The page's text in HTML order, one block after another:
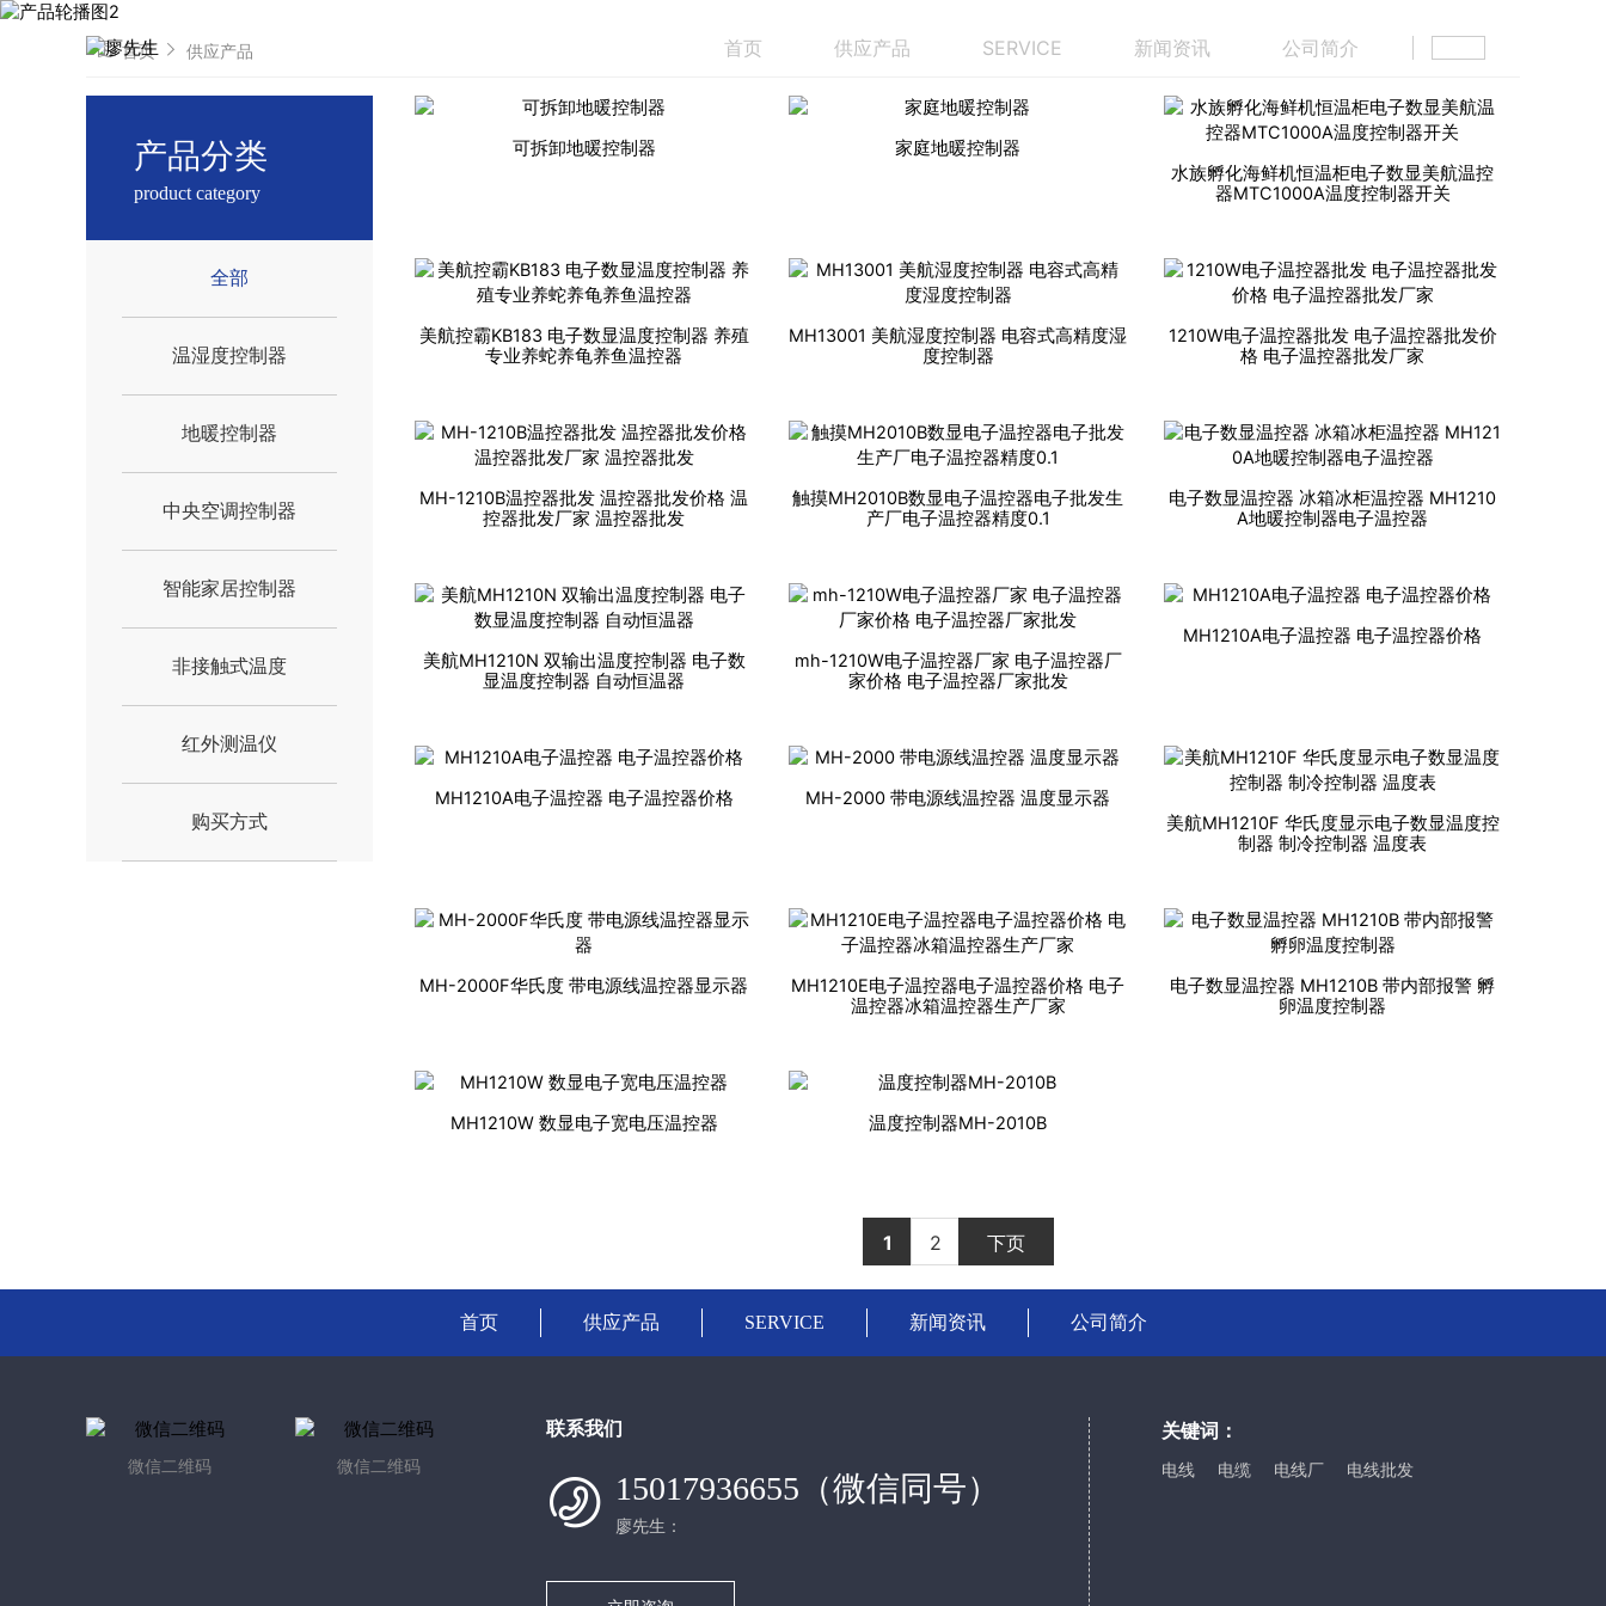
首页 供应产品 SERVICE 新闻资讯 公司简介
首页 供应产品
产品分类
product category
全部
温湿度控制器
地暖控制器
中央空调控制器
智能家居控制器
非接触式温度
红外测温仪
购买方式
可拆卸地暖控制器
家庭地暖控制器
水族孵化海鲜机恒温柜电子数显美航温控
器MTC1000A温度控制器开关
美航控霸KB183 电子数显温度控制器 养殖
专业养蛇养龟养鱼温控器
MH13001 美航湿度控制器 电容式高精度湿
度控制器
1210W电子温控器批发 电子温控器批发价
格 电子温控器批发厂家
MH-1210B温控器批发 温控器批发价格 温
控器批发厂家 温控器批发
触摸MH2010B数显电子温控器电子批发生
产厂电子温控器精度0.1
电子数显温控器 冰箱冰柜温控器 MH1210
A地暖控制器电子温控器
美航MH1210N 双输出温度控制器 电子数
显温度控制器 自动恒温器
mh-1210W电子温控器厂家 电子温控器厂
家价格 电子温控器厂家批发
MH1210A电子温控器 电子温控器价格
MH1210A电子温控器 电子温控器价格
MH-2000 带电源线温控器 温度显示器
美航MH1210F 华氏度显示电子数显温度控
制器 制冷控制器 温度表
MH-2000F华氏度 带电源线温控器显示器
MH1210E电子温控器电子温控器价格 电子
温控器冰箱温控器生产厂家
电子数显温控器 MH1210B 带内部报警 孵
卵温度控制器
MH1210W 数显电子宽电压温控器 温度控制器MH-2010B
1 2 下页
首页 供应产品 SERVICE 新闻资讯 公司简介
微信二维码 微信二维码
联系我们
15017936655（微信同号）
廖先生：
关键词：
电线 电缆 电线厂 电线批发